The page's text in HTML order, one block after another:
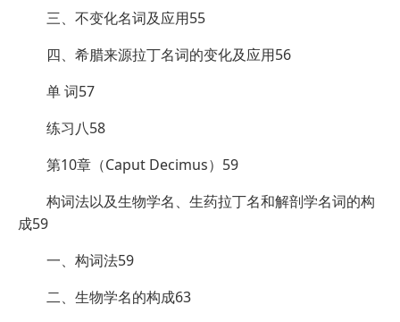
三、不变化名词及应用55
四、希腊来源拉丁名词的变化及应用56
单 词57
练习八58
第10章（Caput Decimus）59
构词法以及生物学名、生药拉丁名和解剖学名词的构
成59
一、构词法59
二、生物学名的构成63